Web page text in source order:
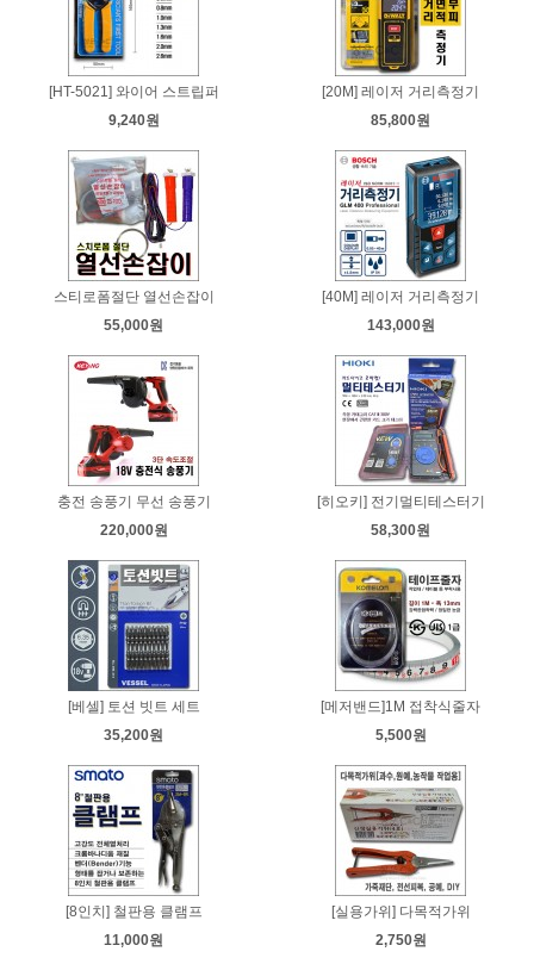
[HT-5021] 와이어 스트립퍼
9,240원
[20M] 레이저 거리측정기
85,800원
스티로폼절단 열선손잡이
55,000원
[40M] 레이저 거리측정기
143,000원
충전 송풍기 무선 송풍기
220,000원
[히오키] 전기멀티테스터기
58,300원
[베셀] 토션 빗트 세트
35,200원
[메저밴드]1M 접착식줄자
5,500원
[8인치] 철판용 클램프
11,000원
[실용가위] 다목적가위
2,750원